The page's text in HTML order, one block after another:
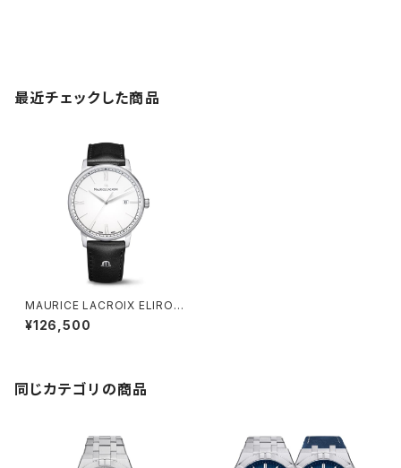
最近チェックした商品
MAURICE LACROIX ELIROS
Date 40mm
¥126,500
同じカテゴリの商品